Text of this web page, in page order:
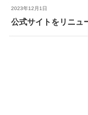
こうらいレポー
大阪８区につ
2023年12月1日
公式サイトをリニュ